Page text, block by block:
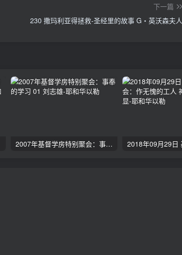
下一篇
230 撒玛利亚得拯救-圣经里的故事 G‧英沃森夫人
2007年基督学房特别聚会：事奉的学习 01 刘志雄